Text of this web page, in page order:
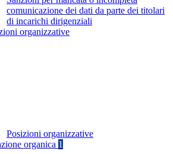
comunicazione dei dati da parte dei titolari
di incarichi dirigenziali
organizzative
Posizioni organizzative
organica 1